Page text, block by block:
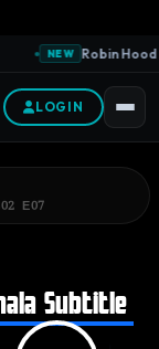
NEW Robin Hood
LOGIN
E07
Subtitle